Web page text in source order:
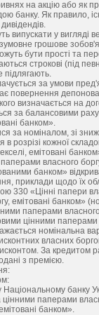
на акцію або як
банку. Як правило,
випускати у вигляді
грошове
бути прості та
строкові (під
підлягають.
за умови
повернення
визначається на
за балансовими
банком».
за номіналом, зі
розрізі кожної
емітовані
власного
банком»
приклади щодо їх
330 «Цінні папери
емітовані банком»
паперами
цінними
номінальна
власних
За
з премією.
банку
паперами
банком».